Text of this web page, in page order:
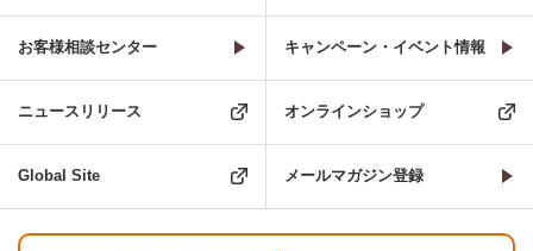
お客様相談センター キャンペーン・イベント情報
ニュースリリース オンラインショップ
Global Site メールマガジン登録